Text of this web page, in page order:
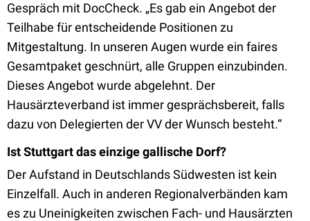
Gespräch mit DocCheck. „Es gab ein Angebot der
Teilhabe für entscheidende Positionen zu
Mitgestaltung. In unseren Augen wurde ein faires
Gesamtpaket geschnürt, alle Gruppen einzubinden.
Dieses Angebot wurde abgelehnt. Der
Hausärzteverband ist immer gesprächsbereit, falls
dazu von Delegierten der VV der Wunsch besteht.“
Ist Stuttgart das einzige gallische Dorf?
Der Aufstand in Deutschlands Südwesten ist kein
Einzelfall. Auch in anderen Regionalverbänden kam
es zu Uneinigkeiten zwischen Fach- und Hausärzten